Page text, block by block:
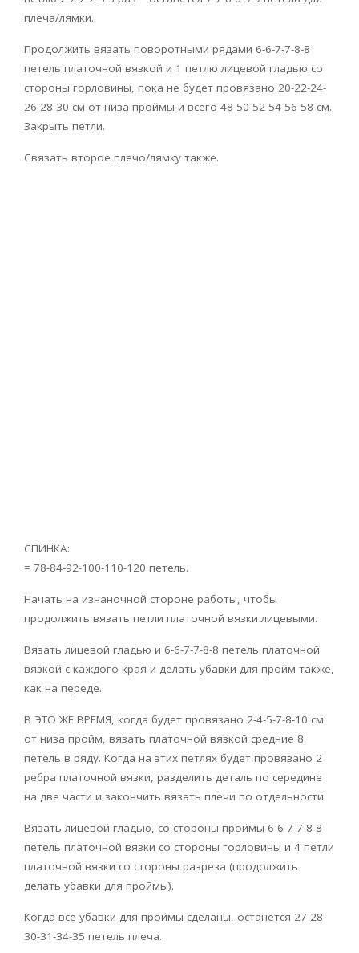
плеча/лямки.
Продолжить вязать поворотными рядами 6-6-7-7-8-8
петель платочной вязкой и 1 петлю лицевой гладью со
стороны горловины, пока не будет провязано 20-22-24-
26-28-30 см от низа проймы и всего 48-50-52-54-56-58 см.
Закрыть петли.
Связать второе плечо/лямку также.
СПИНКА:
= 78-84-92-100-110-120 петель.
Начать на изнаночной стороне работы, чтобы
продолжить вязать петли платочной вязки лицевыми.
Вязать лицевой гладью и 6-6-7-7-8-8 петель платочной
вязкой с каждого края и делать убавки для пройм также,
как на переде.
В ЭТО ЖЕ ВРЕМЯ, когда будет провязано 2-4-5-7-8-10 см
от низа пройм, вязать платочной вязкой средние 8
петель в ряду. Когда на этих петлях будет провязано 2
ребра платочной вязки, разделить деталь по середине
на две части и закончить вязать плечи по отдельности.
Вязать лицевой гладью, со стороны проймы 6-6-7-7-8-8
петель платочной вязки со стороны горловины и 4 петли
платочной вязки со стороны разреза (продолжить
делать убавки для проймы).
Когда все убавки для проймы сделаны, останется 27-28-
30-31-34-35 петель плеча.